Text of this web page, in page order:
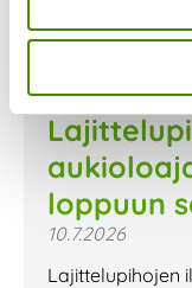
loppuun
10.7.2026
Lajittelupihojen